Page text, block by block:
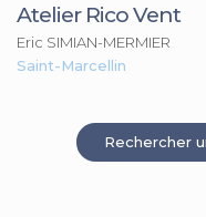
Atelier Rico Vent
Eric SIMIAN-MERMIER
Saint-Marcellin
Rechercher